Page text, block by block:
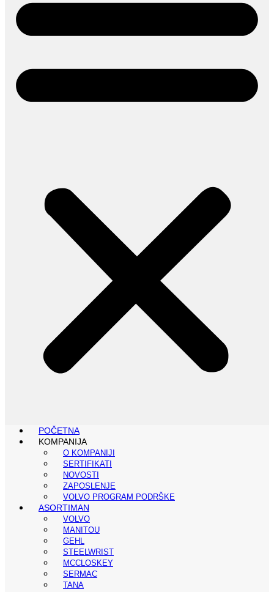
POČETNA
KOMPANIJA
O KOMPANIJI
SERTIFIKATI
NOVOSTI
ZAPOSLENJE
VOLVO PROGRAM PODRŠKE
ASORTIMAN
VOLVO
MANITOU
GEHL
STEELWRIST
MCCLOSKEY
SERMAC
TANA